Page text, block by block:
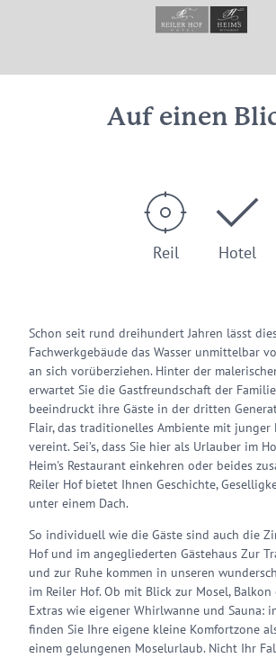
Auf einen
Reil Hotel
Schon seit rund dreihundert Jahren lässt
Fachwerkgebäude das Wasser unmittelbar
an sich vorüberziehen. Hinter der
erwartet Sie die Gastfreundschaft der
beeindruckt ihre Gäste in der dritten
Flair, das traditionelles Ambiente mit
vereint. Sei’s, dass Sie hier als Urlauber im
Heim's Restaurant einkehren oder beides
Reiler Hof bietet Ihnen Geschichte,
unter einem Dach.
So individuell wie die Gäste sind auch die
Hof und im angegliederten Gästehaus Zur
und zur Ruhe kommen in unseren
im Reiler Hof. Ob mit Blick zur Mosel,
Extras wie eigener Whirlwanne und Sauna:
finden Sie Ihre eigene kleine Komfortzone
einem gelungenen Moselurlaub. Nicht Ihr